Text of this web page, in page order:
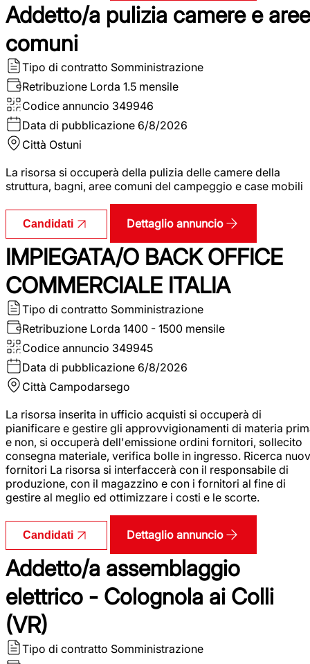
Addetto/a pulizia camere e aree
comuni
Tipo di contratto Somministrazione
Retribuzione Lorda 1.5 mensile
Codice annuncio 349946
Data di pubblicazione 6/8/2026
Città Ostuni
La risorsa si occuperà della pulizia delle camere della
struttura, bagni, aree comuni del campeggio e case mobili
Candidati Dettaglio annuncio
IMPIEGATA/O BACK OFFICE
COMMERCIALE ITALIA
Tipo di contratto Somministrazione
Retribuzione Lorda 1400 - 1500 mensile
Codice annuncio 349945
Data di pubblicazione 6/8/2026
Città Campodarsego
La risorsa inserita in ufficio acquisti si occuperà di
pianificare e gestire gli approvvigionamenti di materia
e non, si occuperà dell'emissione ordini fornitori, sollecito
consegna materiale, verifica bolle in ingresso. Ricerca
fornitori La risorsa si interfaccerà con il responsabile di
produzione, con il magazzino e con i fornitori al fine di
gestire al meglio ed ottimizzare i costi e le scorte.
Candidati Dettaglio annuncio
Addetto/a assemblaggio
elettrico - Colognola ai Colli
(VR)
Tipo di contratto Somministrazione